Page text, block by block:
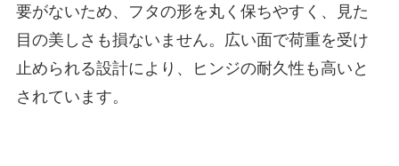
要がないため、フタの形を丸く保ちやすく、見た
目の美しさも損ないません。広い面で荷重を受け
止められる設計により、ヒンジの耐久性も高いと
されています。